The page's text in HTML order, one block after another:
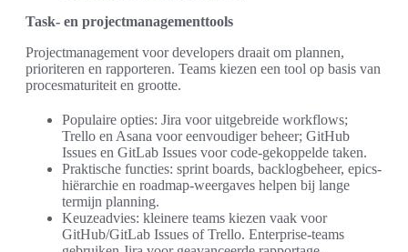
Task- en projectmanagementtools
Projectmanagement voor developers draait om plannen,
prioriteren en rapporteren. Teams kiezen een tool op basis van
procesmaturiteit en grootte.
Populaire opties: Jira voor uitgebreide workflows;
Trello en Asana voor eenvoudiger beheer; GitHub
Issues en GitLab Issues voor code-gekoppelde taken.
Praktische functies: sprint boards, backlogbeheer, epics-
hiërarchie en roadmap-weergaves helpen bij lange
termijn planning.
Keuzeadvies: kleinere teams kiezen vaak voor
GitHub/GitLab Issues of Trello. Enterprise-teams